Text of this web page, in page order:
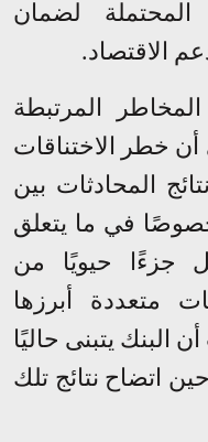
المحتملة لضمان
الاقتصاد.
المرتبطة
خطر الاختناقات
المحادثات بين
خصوصًا في ما يتعلق
جزءًا حيويًا من
متعددة أبرزها
البنك يتبنى حاليًا
اتضاح نتائج تلك